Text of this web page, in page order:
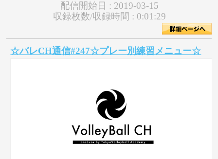
配信開始日 : 2019-03-15
収録枚数/収録時間 : 0:01:29
☆バレCH通信#247☆プレー別練習メニュー☆